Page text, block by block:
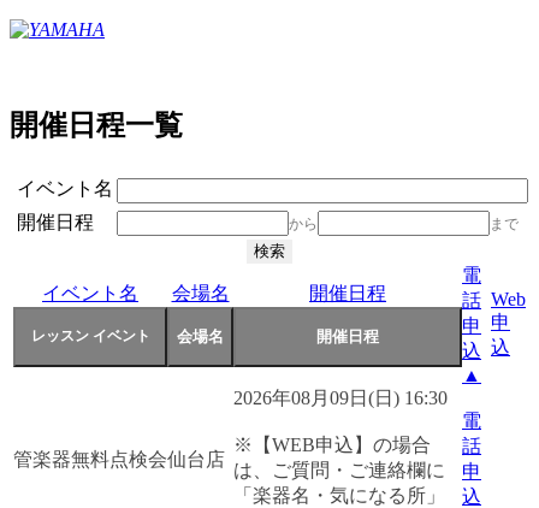
開催日程一覧
イベント名
開催日程
から まで
イベント名 会場名 開催日程
電
話
申
込
▲
Web
申
込
管楽器無料点検会仙台店
2026年08月09日(日) 16:30
※【WEB申込】の場合
は、ご質問・ご連絡欄に
「楽器名・気になる所」
電
話
申
込